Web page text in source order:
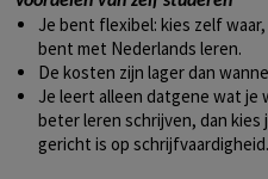
Je bent flexibel: kies zelf
bent met Nederlands leren.
De kosten zijn lager dan
Je leert alleen datgene wat je
beter leren schrijven, dan kies
gericht is op schrijfvaardigheid.